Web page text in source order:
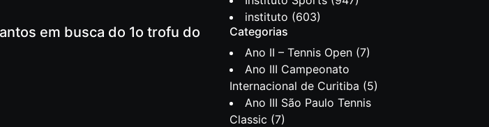
em busca do 1o trofu do
instituto (603)
Categorias
Ano II – Tennis Open (7)
Ano III Campeonato
Internacional de Curitiba (5)
Ano III São Paulo Tennis
Classic (7)